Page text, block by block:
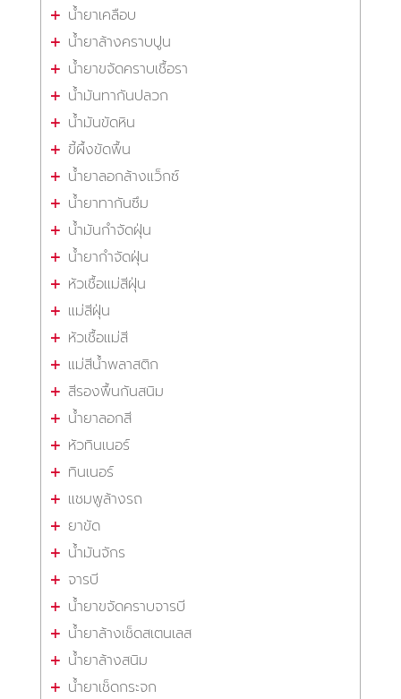
น้ำยาเคลือบ
น้ำยาล้างคราบปูน
น้ำยาขจัดคราบเชื้อรา
น้ำมันทากันปลวก
น้ำมันขัดหิน
ขี้ผึ้งขัดพื้น
น้ำยาลอกล้างแว็กซ์
น้ำยาทากันซึม
น้ำมันกำจัดฝุ่น
น้ำยากำจัดฝุ่น
หัวเชื้อแม่สีฝุ่น
แม่สีฝุ่น
หัวเชื้อแม่สี
แม่สีน้ำพลาสติก
สีรองพื้นกันสนิม
น้ำยาลอกสี
หัวทินเนอร์
ทินเนอร์
แชมพูล้างรถ
ยาขัด
น้ำมันจักร
จารบี
น้ำยาขจัดคราบจารบี
น้ำยาล้างเช็ดสเตนเลส
น้ำยาล้างสนิม
น้ำยาเช็ดกระจก